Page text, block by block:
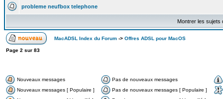
probleme neufbox telephone
Montrer les sujets
MacADSL Index du Forum -> Offres ADSL pour MacOS
Page 2 sur 83
Nouveaux messages
Pas de nouveaux messages
Nouveaux messages [ Populaire ]
Pas de nouveaux messages [ Populaire ]